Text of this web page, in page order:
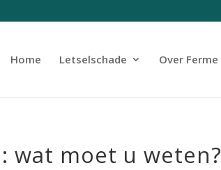
Home Letselschade Over Ferme
wat moet u weten?